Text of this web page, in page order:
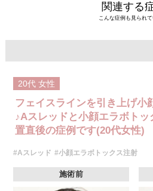
関連する
こんな症例も見られ
20代 女性
フェイスラインを引き上げ小
♪Aスレッドと小顔エラボト
置直後の症例です(20代女性)
#Aスレッド #小顔エラボトックス注射
施術前